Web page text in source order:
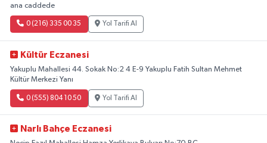
ana caddede
0 (216) 335 00 35 Yol Tarifi Al
Kültür Eczanesi
Yakuplu Mahallesi 44. Sokak No:2 4 E-9 Yakuplu Fatih Sultan Mehmet
Kültür Merkezi Yanı
0 (555) 804 10 50 Yol Tarifi Al
Narlı Bahçe Eczanesi